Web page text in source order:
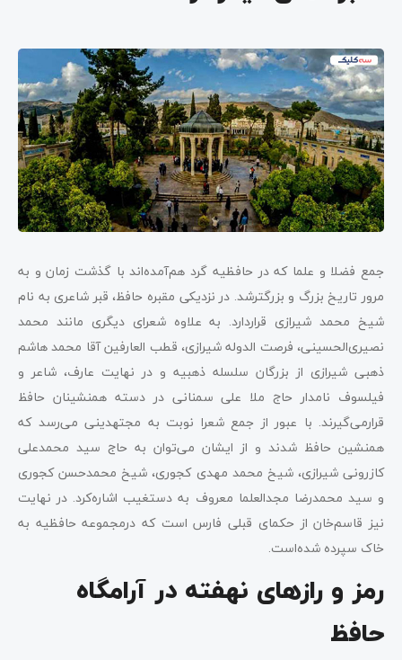
جمع فضلا و علما که در حافظیه گرد هم‌آمده‌اند با گذشت زمان و به
مرور تاریخ بزرگ و بزرگترشد. در نزدیکی مقبره حافظ، قبر شاعری به نام
شیخ محمد شیرازی قراردارد. به علاوه شعرای دیگری مانند محمد
نصیری‌الحسینی، فرصت الدوله شیرازی، قطب العارفین آقا محمد هاشم
ذهبی شیرازی از بزرگان سلسله ذهبیه و در نهایت عارف، شاعر و
فیلسوف نامدار حاج ملا علی سمنانی در دسته همنشینان حافظ
قرارمی‌گیرند. با عبور از جمع شعرا نوبت به مجتهدینی می‌رسد که
همنشین حافظ شدند و از ایشان می‌توان به حاج سید محمدعلی
کازرونی شیرازی، شیخ محمد مهدی کجوری، شیخ محمدحسن کجوری
و سید محمدرضا مجدالعلما معروف به دستغیب اشاره‌کرد. در نهایت
نیز قاسم‌خان از حکمای قبلی فارس است که درمجموعه حافظیه به
خاک سپرده شده‌است.
رمز و رازهای نهفته در آرامگاه
حافظ